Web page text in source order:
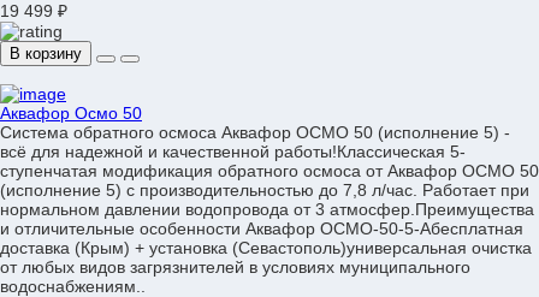
19 499 ₽
В корзину
Аквафор Осмо 50
Система обратного осмоса Аквафор ОСМО 50 (исполнение 5) -
всё для надежной и качественной работы!Классическая 5-
ступенчатая модификация обратного осмоса от Аквафор ОСМО 50
(исполнение 5) с производительностью до 7,8 л/час. Работает при
нормальном давлении водопровода от 3 атмосфер.Преимущества
и отличительные особенности Аквафор ОСМО-50-5-Абесплатная
доставка (Крым) + установка (Севастополь)универсальная очистка
от любых видов загрязнителей в условиях муниципального
водоснабжениям..